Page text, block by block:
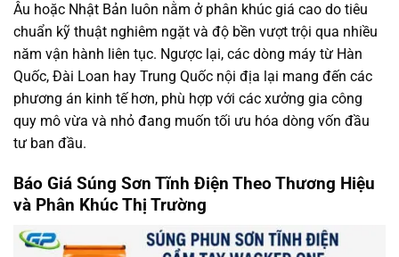
Âu hoặc Nhật Bản luôn nằm ở phân khúc giá cao do tiêu
chuẩn kỹ thuật nghiêm ngặt và độ bền vượt trội qua nhiều
năm vận hành liên tục. Ngược lại, các dòng máy từ Hàn
Quốc, Đài Loan hay Trung Quốc nội địa lại mang đến các
phương án kinh tế hơn, phù hợp với các xưởng gia công
quy mô vừa và nhỏ đang muốn tối ưu hóa dòng vốn đầu
tư ban đầu.
Báo Giá Súng Sơn Tĩnh Điện Theo Thương Hiệu
và Phân Khúc Thị Trường